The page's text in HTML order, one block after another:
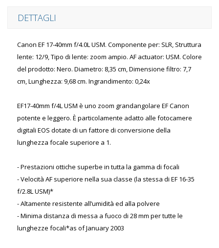
DETTAGLI
Canon EF 17-40mm f/4.0L USM. Componente per: SLR, Struttura
lente: 12/9, Tipo di lente: zoom ampio. AF actuator: USM. Colore
del prodotto: Nero. Diametro: 8,35 cm, Dimensione filtro: 7,7
cm, Lunghezza: 9,68 cm. Ingrandimento: 0,24x
EF17-40mm f/4L USM è uno zoom grandangolare EF Canon
potente e leggero. È particolamente adatto alle fotocamere
digitali EOS dotate di un fattore di conversione della
lunghezza focale superiore a 1.
- Prestazioni ottiche superbe in tutta la gamma di focali
- Velocità AF superiore nella sua classe (la stessa di EF 16-35
f/2.8L USM)*
- Altamente resistente all’umidità ed alla polvere
- Minima distanza di messa a fuoco di 28 mm per tutte le
lunghezze focali*as of January 2003